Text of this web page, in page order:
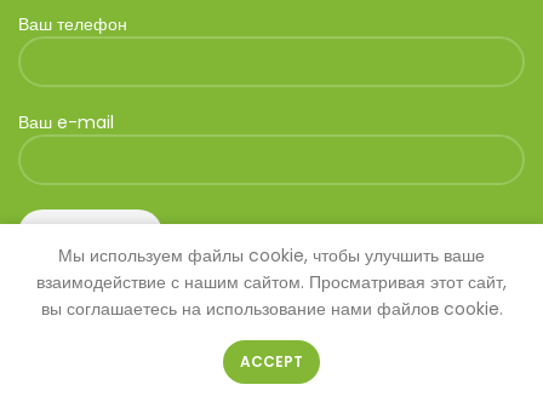
Ваш телефон
Ваш e-mail
SAVANNA. Все права защищены
Мы используем файлы cookie, чтобы улучшить ваше
взаимодействие с нашим сайтом. Просматривая этот сайт,
вы соглашаетесь на использование нами файлов cookie.
ACCEPT